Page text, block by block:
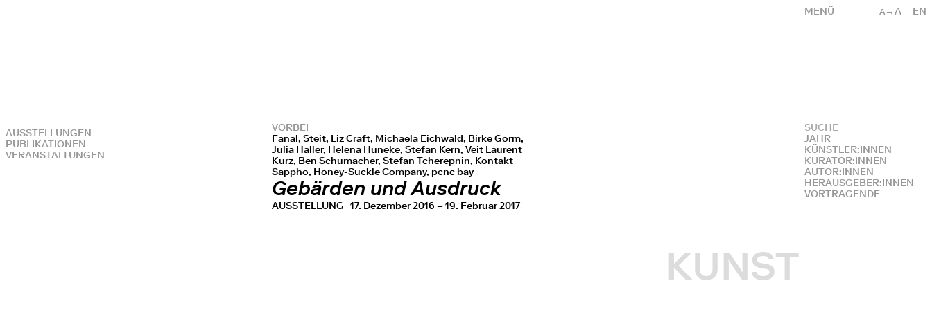
A →A EN
MENÜ
KUNST
AUSSTELLUNGEN
PUBLIKATIONEN
VERANSTALTUNGEN
JAHR
KÜNSTLER:INNEN
KURATOR:INNEN
AUTOR:INNEN
HERAUSGEBER:INNEN
VORTRAGENDE
VORBEI
Fanal, Steit, Liz Craft, Michaela Eichwald, Birke Gorm,
Julia Haller, Helena Huneke, Stefan Kern, Veit Laurent
Kurz, Ben Schumacher, Stefan Tcherepnin, Kontakt
Sappho, Honey-Suckle Company, pcnc bay
Gebärden und Ausdruck
AUSSTELLUNG 17. Dezember 2016 – 19. Februar 2017